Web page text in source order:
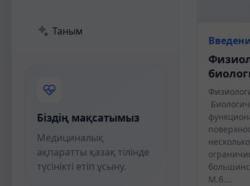
Таным
Біздің мақсатымыз
Медициналық
ақпаратты қазақ тілінде
түсінікті етіп ұсыну.
М.б.…